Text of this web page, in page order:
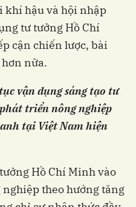
khí hậu và hội nhập
tư tưởng Hồ Chí
cận chiến lược, bài
nữa.
vận dụng sáng tạo tư
phát triển nông nghiệp
tại Việt Nam hiện
Hồ Chí Minh vào
theo hướng tăng